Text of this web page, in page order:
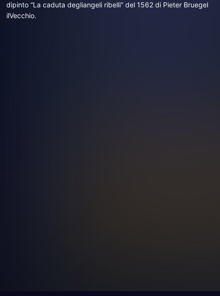
dipinto “La caduta degliangeli ribelli” del 1562 di Pieter Bruegel
ilVecchio.